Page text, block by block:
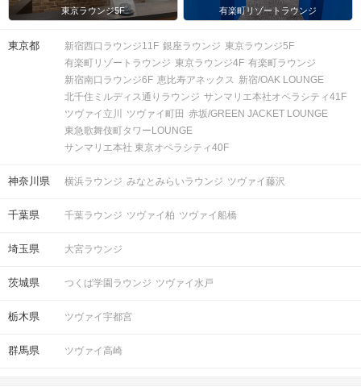
東京ラウンジ5F 有楽町リゾートラウンジ
東京都 新宿西口ラウンジ11F 銀座ラウンジ 東京ラウンジ5F
有楽町リゾートラウンジ 東京ラウンジ4F 有楽町ラウンジ
新宿南口ラウンジ6F 恵比寿アネックス 新宿/OAK LOUNGE
北千住ミルディス通りラウンジ サンマリエ本社オペラシティ41F
ツヴァイ立川
ツヴァイ町田 赤坂/GREEN JACKET LOUNGE
東急歌舞伎町タワーLOUNGE
サンマリエ本社 東京オペラシティ40F
神奈川県 横浜ラウンジ みなとみらいラウンジ ツヴァイ藤沢
千葉県 千葉ラウンジ ツヴァイ柏 ツヴァイ船橋
埼玉県 大宮ラウンジ
茨城県 つくば学園ラウンジ ツヴァイ水戸
栃木県 ツヴァイ宇都宮
群馬県 ツヴァイ高崎